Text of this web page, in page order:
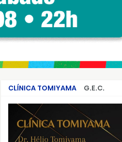
CLÍNICA TOMIYAMA
G.E.C.
CRIMES QUE ABALARAM O BRASIL